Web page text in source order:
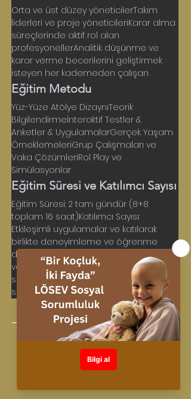
Orta ve üst düzey yöneticilerTakım
liderleri ve proje yöneticileriKarar alma
süreçlerinde aktif rol alan
profesyonellerAnalitik düşünme ve
karar verme becerilerini geliştirmek
isteyen her kademeden çalışan
Eğitim Metodu
Yüz-Yüze Atölye DizaynıTeorik
Bilgilendirmeİnteraktif Testler &
Anketler & UygulamalarGerçek Yaşam
ÖrneklemeleriGrup Çalışmaları ve
Vaka ÇözümleriRol Play ve
Simülasyonlar
Eğitim Süresi ve Katılımcı Sayısı
Eğitim Süresi: 2 tam gündür (8+8
toplam 16 saat)Katılımcı Sayısı:
Etkileşimli uygulamalar ve katılarak
birlikte deneyimleme ve öğrenme
dinamikleri doğrultusunda, eğitim
verimliliğinin en üst düzeyde
sağlanabilmesi için önerilen katılımcı
sayısı en çok 12 kişidir.